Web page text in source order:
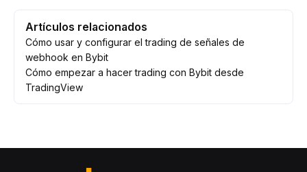
Artículos relacionados
Cómo usar y configurar el trading de señales de
webhook en Bybit
Cómo empezar a hacer trading con Bybit desde
TradingView